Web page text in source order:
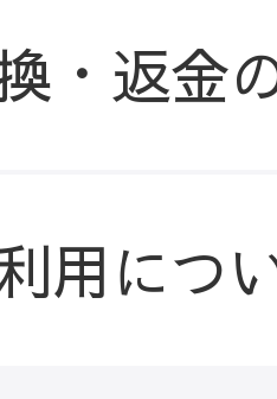
・返金
用につ